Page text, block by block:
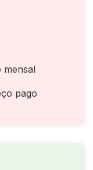
mensal
pago